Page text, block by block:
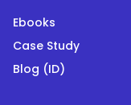
Ebooks
Case Study
Blog (ID)